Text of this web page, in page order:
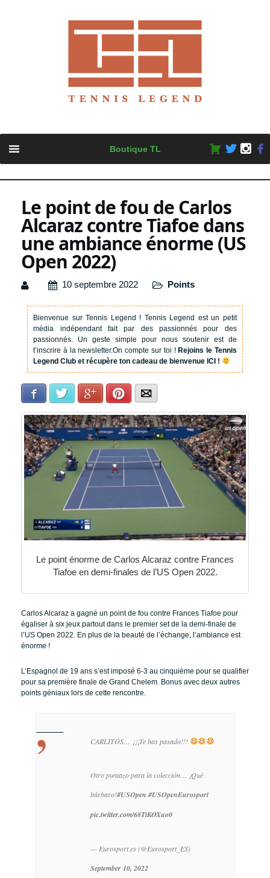
content
Boutique TL
Le point de fou de Carlos
Alcaraz contre Tiafoe dans
une ambiance énorme (US
Open 2022)
10 septembre 2022 Points
Bienvenue sur Tennis Legend ! Tennis Legend est un petit
média indépendant fait par des passionnés pour des
passionnés. Un geste simple pour nous soutenir est de
t’inscrire à la newsletter.On compte sur toi !Rejoins le Tennis
Legend Club et récupère ton cadeau de bienvenue ICI !
Facebook Twitter Google+Pinterest
Le point énorme de Carlos Alcaraz contre Frances
Tiafoe en demi-finales de l’US Open 2022.
Carlos Alcaraz a gagné un point de fou contre Frances Tiafoe pour
égaliser à six jeux partout dans le premier set de la demi-finale de
l’US Open 2022. En plus de la beauté de l’échange, l’ambiance est
énorme !
L’Espagnol de 19 ans s’est imposé 6-3 au cinquième pour se qualifier
pour sa première finale de Grand Chelem. Bonus avec deux autres
points géniaux lors de cette rencontre.
CARLITOS… ¡¡¡Te has pasado!!!
Otro puntazo para la colección… ¡Qué
bárbaro!#USOpen #USOpenEurosport
pic.twitter.com/68TtKOXuo0
— Eurosport.es (@Eurosport_ES)
September 10, 2022